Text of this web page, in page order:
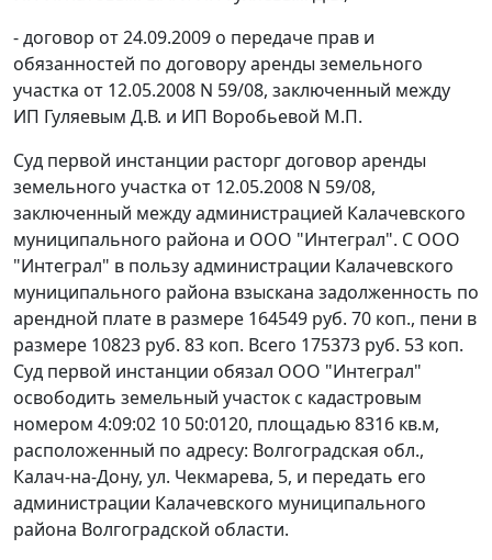
- договор от 24.09.2009 о передаче прав и
обязанностей по договору аренды земельного
участка от 12.05.2008 N 59/08, заключенный между
ИП Гуляевым Д.В. и ИП Воробьевой М.П.
Суд первой инстанции расторг договор аренды
земельного участка от 12.05.2008 N 59/08,
заключенный между администрацией Калачевского
муниципального района и ООО "Интеграл". С ООО
"Интеграл" в пользу администрации Калачевского
муниципального района взыскана задолженность по
арендной плате в размере 164549 руб. 70 коп., пени в
размере 10823 руб. 83 коп. Всего 175373 руб. 53 коп.
Суд первой инстанции обязал ООО "Интеграл"
освободить земельный участок с кадастровым
номером 4:09:02 10 50:0120, площадью 8316 кв.м,
расположенный по адресу: Волгоградская обл.,
Калач-на-Дону, ул. Чекмарева, 5, и передать его
администрации Калачевского муниципального
района Волгоградской области.